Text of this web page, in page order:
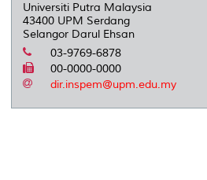
Universiti Putra Malaysia
43400 UPM Serdang
Selangor Darul Ehsan
03-9769-6878
00-0000-0000
dir.inspem@upm.edu.my